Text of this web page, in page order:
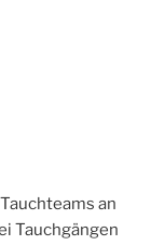
an
Tauchgängen